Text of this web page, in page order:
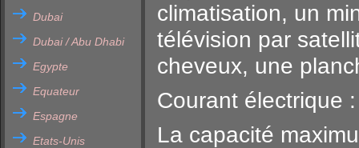
Dubai
Dubai / Abu Dhabi
Egypte
Equateur
Espagne
Etats-Unis
climatisation, un
télévision par
cheveux, une
Courant électrique
La capacité